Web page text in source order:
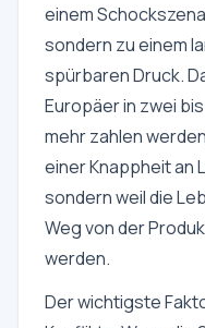
einem
sondern zu einem
spürbaren Druck.
Europäer in zwei
mehr zahlen
einer Knappheit an
sondern weil die
Weg von der
werden.
Der wichtigste